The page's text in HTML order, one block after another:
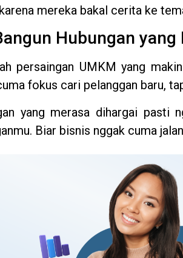
mereka bakal cerita ke
Hubungan yang
persaingan UMKM yang
fokus cari pelanggan baru,
yang merasa dihargai pasti
Biar bisnis nggak cuma